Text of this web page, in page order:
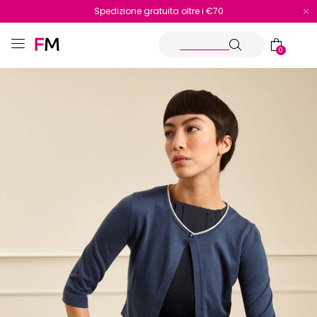
Reso facile e veloce
Spedizione gratuita oltre i €70
0